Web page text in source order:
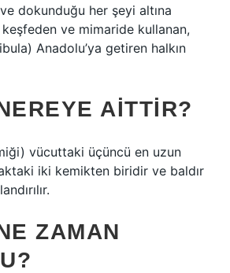
dokunduğu her şeyi altına
ve mimaride kullanan,
Anadolu’ya getiren halkın
AITTIR?
vücuttaki üçüncü en uzun
iki kemikten biridir ve baldır
ZAMAN